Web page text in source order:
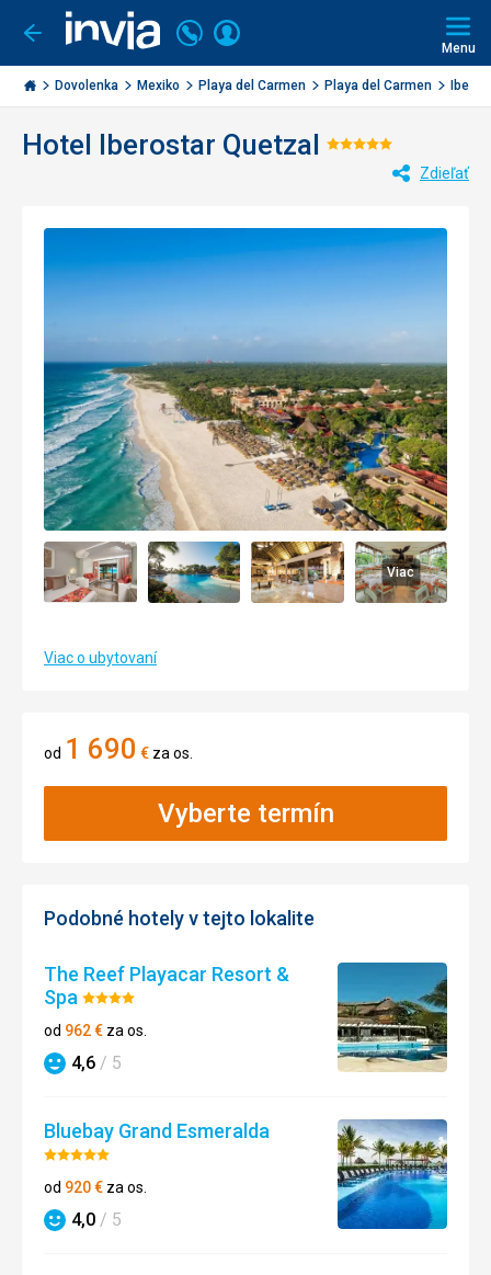
Ísť
späť
Invia.sk
Volajte
+421
2
3221
Prihlásiť
Menu
Dovolenka Mexiko Playa del Carmen Playa del Carmen
Hotel Iberostar Quetzal Hodnotenie:
Zdieľať
Viac
Viac o ubytovaní
od 1 690 € za os.
Vyberte termín
Podobné hotely v tejto lokalite
The Reef Playacar Resort &
SpaHodnotenie:
4/5
od 962€ za os.
Hodnotenie
4,6 / 5
Bluebay Grand Esmeralda
Hodnotenie:
5/5
od 920€ za os.
Hodnotenie
4,0 / 5